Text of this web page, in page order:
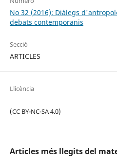
No 32 (2016): Diàlegs
debats contemporanis
Secció
ARTICLES
Llicència
(CC BY-NC-SA 4.0)
Articles més llegits del